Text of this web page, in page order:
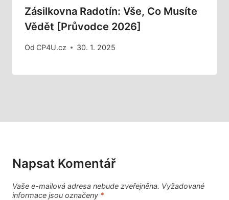
Zásilkovna Radotín: Vše, Co Musíte
Vědět [Průvodce 2026]
Od CP4U.cz 30. 1. 2025
Napsat Komentář
Vaše e-mailová adresa nebude zveřejněna. Vyžadované
informace jsou označeny *